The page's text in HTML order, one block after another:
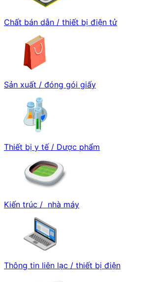
Chất bán dẫn / thiết bị điện tử
Sản xuất / đóng gói giấy
Thiết bị y tế / Dược phẩm
Kiến trúc / nhà máy
Thông tin liên lạc / thiết bị điện